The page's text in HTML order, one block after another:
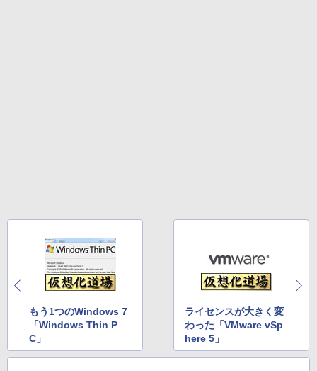
もう1つのWindows 7
「Windows Thin P
C」
ライセンスが大きく変
わった「VMware vSp
here 5」